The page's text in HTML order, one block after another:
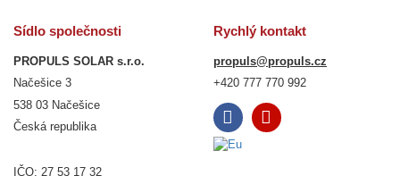
Sídlo společnosti
PROPULS SOLAR s.r.o.
Načešice 3
538 03 Načešice
Česká republika
IČO: 27 53 17 32
Rychlý kontakt
propuls@propuls.cz
+420 777 770 992